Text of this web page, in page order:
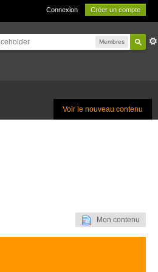
Connexion Créer un compte
Membres
Voir le nouveau contenu
Mon contenu